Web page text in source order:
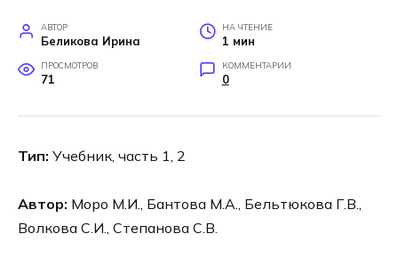
АВТОР
Беликова Ирина
НА ЧТЕНИЕ
1 мин
ПРОСМОТРОВ
71
КОММЕНТАРИИ
0
Тип: Учебник, часть 1, 2
Автор: Моро М.И., Бантова М.А., Бельтюкова Г.В.,
Волкова С.И., Степанова С.В.